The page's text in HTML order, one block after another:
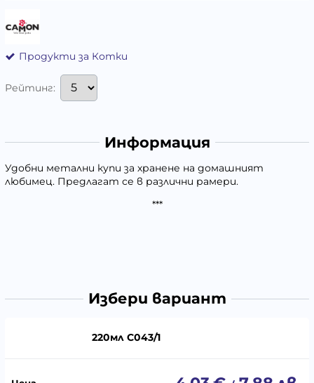
Продукти за Котки
Рейтинг:
Информация
Удобни метални купи за хранене на домашният
любимец. Предлагат се в различни рамери.
***
Избери вариант
220мл C043/1